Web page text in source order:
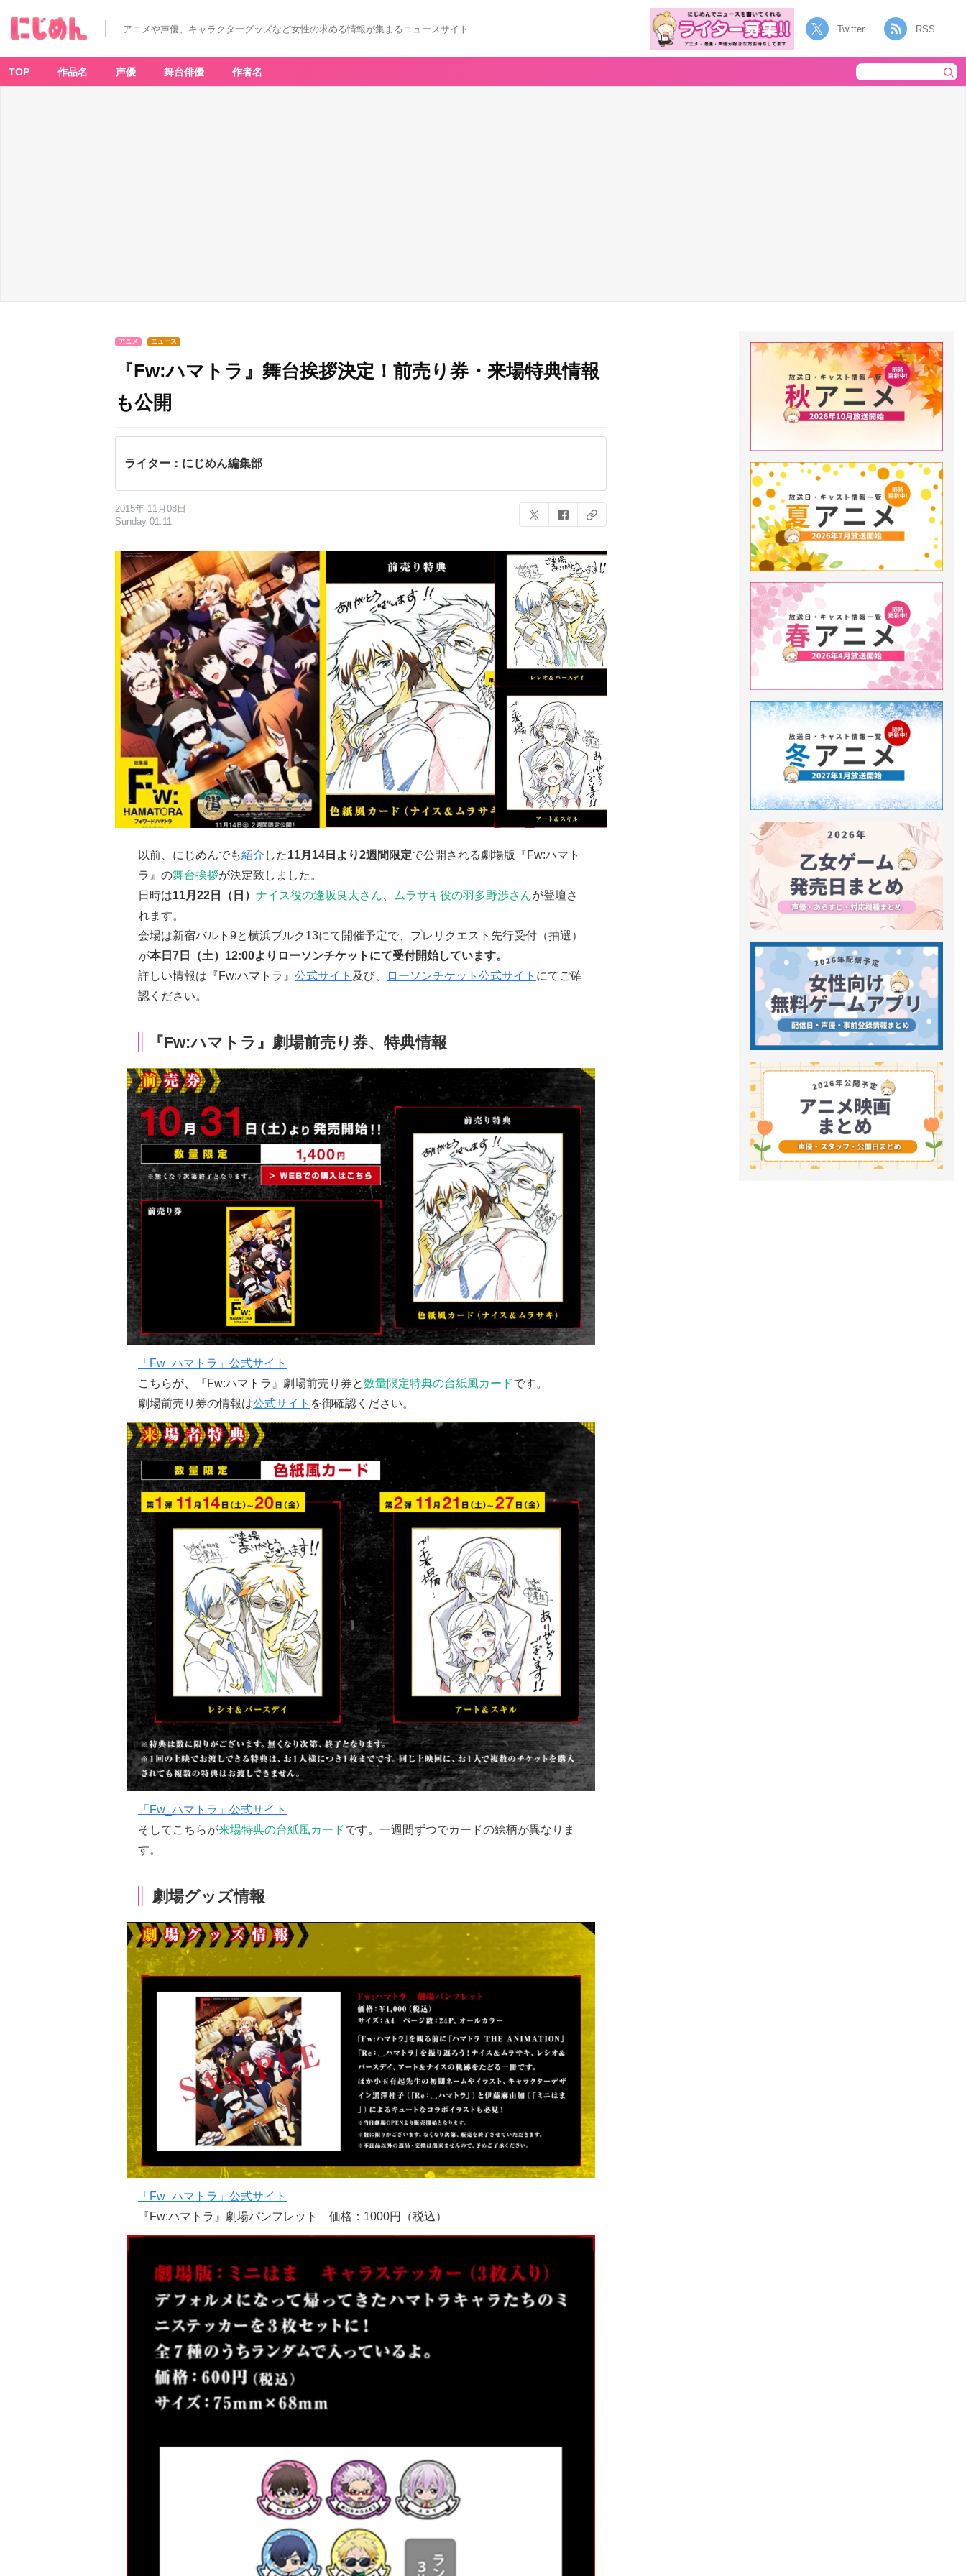
アニメや声優、キャラクターグッズなど女性の求める情報が集まるニュースサイト Twitter RSS
TOP 作品名 声優 舞台俳優 作者名
アニメ ニュース
『Fw:ハマトラ』舞台挨拶決定！前売り券・来場特典情報
も公開
ライター：にじめん編集部
2015年 11月08日
Sunday 01:11
以前、にじめんでも紹介 した11月14日より2週間限定で公開される劇場版『Fw:ハマト
ラ』の舞台挨拶が決定致しました。
日時は11月22日（日） ナイス役の逢坂良太さん ムラサキ役の羽多野渉さんが登壇さ
れます。
会場は新宿バルト9と横浜ブルク13にて開催予定で、プレリクエスト先行受付（抽選）
が本日7日（土）12:00よりローソンチケットにて受付開始しています。
詳しい情報は『Fw:ハマトラ』 公式サイト 及び、 ローソンチケット公式サイト にてご確
認ください。
『Fw:ハマトラ』劇場前売り券、特典情報
「Fw_ハマトラ」公式サイト
こちらが、『Fw:ハマトラ』劇場前売り券と数量限定特典の台紙風カードです。
劇場前売り券の情報は公式サイト を御確認ください。
「Fw_ハマトラ」公式サイト
そしてこちらが来場特典の台紙風カードです。一週間ずつでカードの絵柄が異なりま
す。
劇場グッズ情報
「Fw_ハマトラ」公式サイト
『Fw:ハマトラ』劇場パンフレット 価格：1000円（税込）